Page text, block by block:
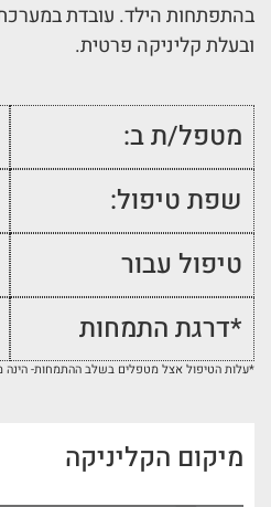
בהתפתחות הילד. עובדת
ובעלת קליניקה פרטית.
מטפל/ת ב:
שפת טיפול:
טיפול עבור
*דרגת התמחות
*עלות הטיפול אצל מטפלים בשלב ההתמחות- הינה
מיקום הקליניקה